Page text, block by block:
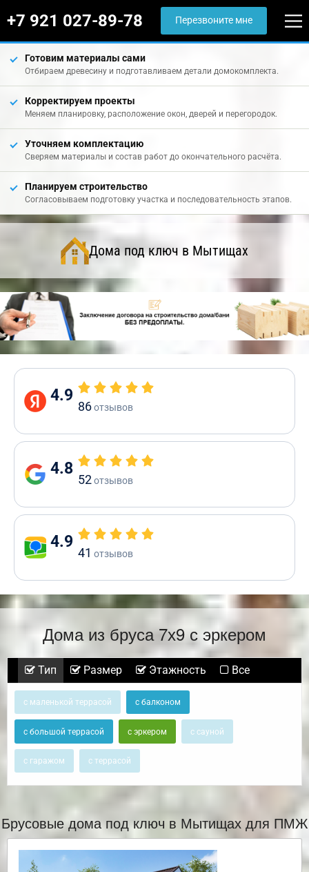
+7 921 027-89-78 Перезвоните мне
Готовим материалы сами
Отбираем древесину и подготавливаем детали домокомплекта.
Корректируем проекты
Меняем планировку, расположение окон, дверей и перегородок.
Уточняем комплектацию
Сверяем материалы и состав работ до окончательного расчёта.
Планируем строительство
Согласовываем подготовку участка и последовательность этапов.
Дома под ключ в Мытищах
4.9
86отзывов
4.8
52отзывов
4.9
41 отзывов
Дома из бруса 7х9 с эркером
Тип Размер Этажность Все
с маленькой террасой с балконом
с большой террасой с эркером с сауной
с гаражом с террасой
Брусовые дома под ключ в Мытищах для ПМЖ